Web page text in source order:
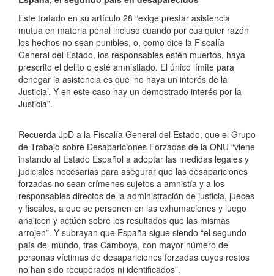
Este tratado en su artículo 28 “exige prestar asistencia
mutua en materia penal incluso cuando por cualquier razón
los hechos no sean punibles, o, como dice la Fiscalía
General del Estado, los responsables estén muertos, haya
prescrito el delito o esté amnistiado. El único límite para
denegar la asistencia es que ‛no haya un interés de la
Justicia’. Y en este caso hay un demostrado interés por la
Justicia”.
Recuerda JpD a la Fiscalía General del Estado, que el Grupo
de Trabajo sobre Desapariciones Forzadas de la ONU “viene
instando al Estado Español a adoptar las medidas legales y
judiciales necesarias para asegurar que las desapariciones
forzadas no sean crímenes sujetos a amnistía y a los
responsables directos de la administración de justicia, jueces
y fiscales, a que se personen en las exhumaciones y luego
analicen y actúen sobre los resultados que las mismas
arrojen”. Y subrayan que España sigue siendo “el segundo
país del mundo, tras Camboya, con mayor número de
personas víctimas de desapariciones forzadas cuyos restos
no han sido recuperados ni identificados”.